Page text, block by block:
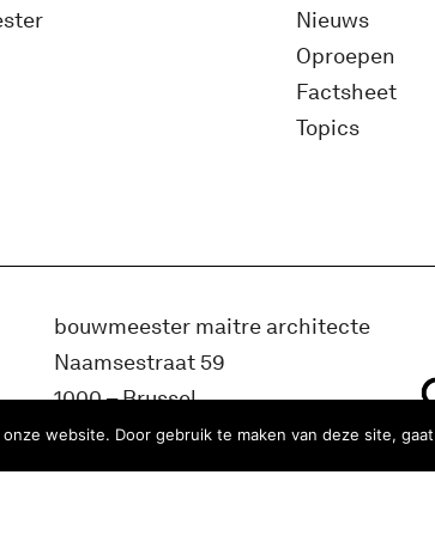
Nieuws
Oproepen
Factsheet
Topics
bouwmeester maitre architecte
Naamsestraat 59
1000 – Brussel
België
website. Door gebruik te maken van deze site,